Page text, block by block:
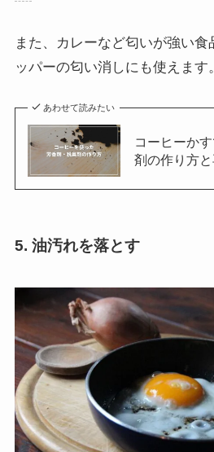
また、カレーなど匂いが強い食
ッパーの匂い消しにも使えます。
あわせて読みたい
コーヒーか
剤の作り方
5. 油汚れを落とす